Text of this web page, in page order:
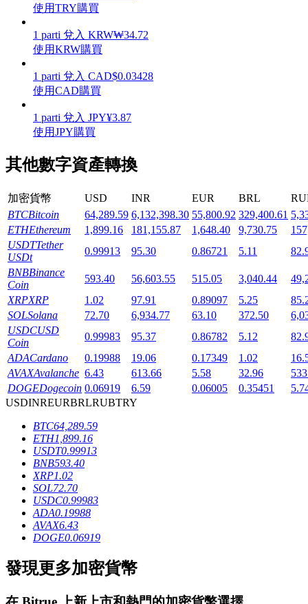
一鍵質押鎖定高收益
Launchpool
活期質押獲得熱門資產
鎖倉BTR
輕鬆獲得多重福利
借貸寶
借貸數字貨幣，及時且安全的服務
使用TRY購買
1 parti 兌入 KRW₩34.72
使用KRW購買
1 parti 兌入 CAD$0.03428
使用CAD購買
1 parti 兌入 JPY¥3.87
使用JPY購買
其他數字資產轉換
加密貨幣 USD INR EUR BRL
BTCBitcoin 64,289.59 6,132,398.30 55,800.92 329,400.61
ETHEthereum 1,899.16 181,155.87 1,648.40 9,730.75
USDTTether
USDt
0.99913 95.30 0.86721 5.11
BNBBinance
Coin
593.40 56,603.55 515.05 3,040.44
XRPXRP 1.02 97.91 0.89097 5.25
SOLSolana 72.70 6,934.77 63.10 372.50
USDCUSD
Coin
0.99983 95.37 0.86782 5.12
ADACardano 0.19988 19.06 0.17349 1.02
AVAXAvalanche 6.43 613.66 5.58 32.96
DOGEDogecoin 0.06919 6.59 0.06005 0.35451
USDINREURBRLRUBTRY
BTC64,289.59
ETH1,899.16
USDT0.99913
BNB593.40
XRP1.02
SOL72.70
USDC0.99983
ADA0.19988
AVAX6.43
DOGE0.06919
發現更多加密貨幣